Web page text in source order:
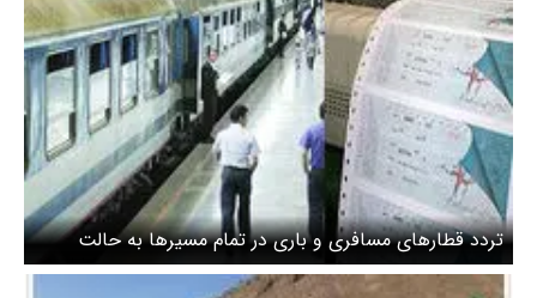
تردد قطارهای مسافری و باری در تمام مسیرها به حالت
عادی برگشت/ مسیر زنجان-تبریز بزودی باز می‌شود